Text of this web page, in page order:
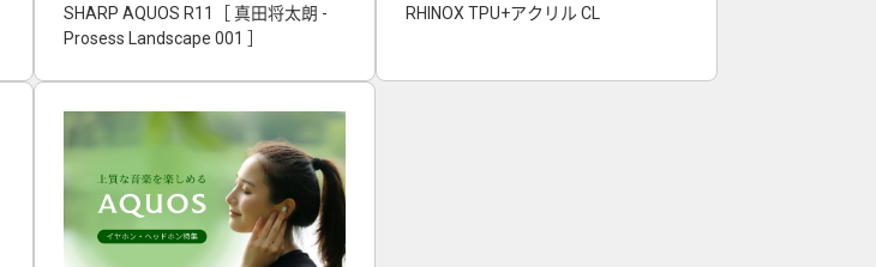
SHARP AQUOS R11［ 真田将太朗 -
Prosess Landscape 001 ］
RHINOX TPU+アクリル CL